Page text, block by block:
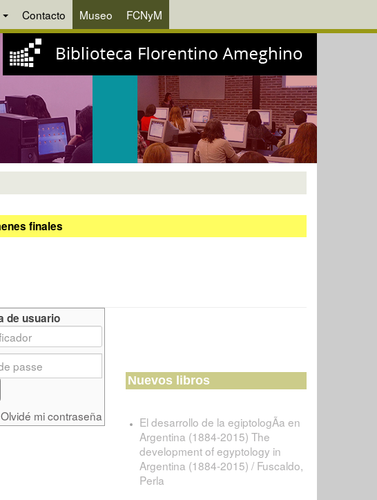
Contacto Museo FCNyM
finales
de usuario
Olvidé mi contraseña
Nuevos libros
El desarrollo de la egiptologÃ­a en
Argentina (1884-2015) The
development of egyptology in
Argentina (1884-2015) / Fuscaldo,
Perla